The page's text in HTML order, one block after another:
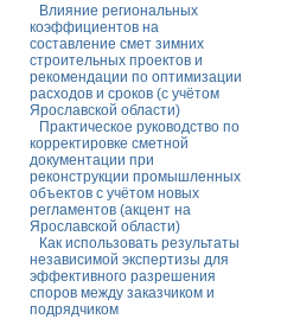
Влияние региональных
коэффициентов на
составление смет зимних
строительных проектов и
рекомендации по оптимизации
расходов и сроков (с учётом
Ярославской области)
Практическое руководство по
корректировке сметной
документации при
реконструкции промышленных
объектов с учётом новых
регламентов (акцент на
Ярославской области)
Как использовать результаты
независимой экспертизы для
эффективного разрешения
споров между заказчиком и
подрядчиком